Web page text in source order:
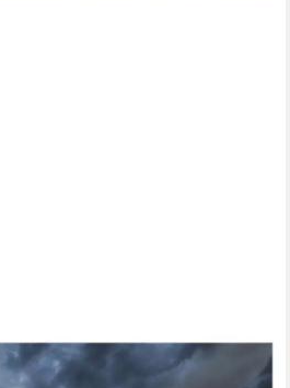
Leuchtturm, Tobendes Meer mit